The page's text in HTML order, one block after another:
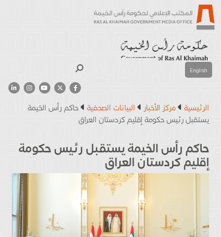
English
الرئيسية مركز الأخبار البيانات الصحفية
حاكم رأس الخيمة
يستقبل رئيس حكومة إقليم كردستان العراق
حاكم رأس الخيمة يستقبل رئيس حكومة
إقليم كردستان العراق